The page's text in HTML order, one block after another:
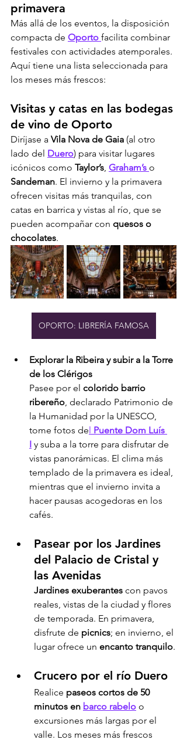
primavera
Más allá de los eventos, la disposición
compacta de Oporto facilita combinar
festivales con actividades atemporales.
Aquí tiene una lista seleccionada para
los meses más frescos:
Visitas y catas en las bodegas
de vino de Oporto
Diríjase a Vila Nova de Gaia (al otro
lado del Duero) para visitar lugares
icónicos como Taylor’s Graham’s o
Sandeman. El invierno y la primavera
ofrecen visitas más tranquilas, con
catas en barrica y vistas al río, que se
pueden acompañar con quesos o
chocolates.
OPORTO: LIBRERÍA FAMOSA
Explorar la Ribeira y subir a la Torre
de los Clérigos
Pasee por el colorido barrio
ribereño , declarado Patrimonio de
la Humanidad por la UNESCO,
tome fotos del Puente Dom Luís
I y suba a la torre para disfrutar de
vistas panorámicas. El clima más
templado de la primavera es ideal,
mientras que el invierno invita a
hacer pausas acogedoras en los
cafés.
Pasear por los Jardines
del Palacio de Cristal y
las Avenidas
Jardines exuberantes con pavos
reales, vistas de la ciudad y flores
de temporada. En primavera,
disfrute de picnics; en invierno, el
lugar ofrece un encanto tranquilo.
Crucero por el río Duero
Realice paseos cortos de 50
minutos en barco rabelo o
excursiones más largas por el
valle. Los meses más frescos